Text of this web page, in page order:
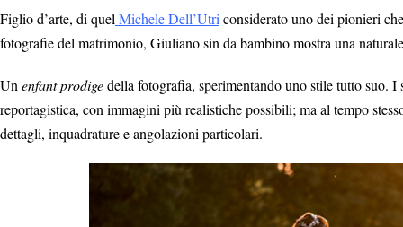
Figlio d’arte, di quelMichele Dell’Utriconsiderato uno dei pionieri
fotografie del matrimonio, Giuliano sin da bambino mostra una
Unenfant prodigedella fotografia, sperimentando uno stile tutto suo.
reportagistica, con immagini più realistiche possibili; ma al tempo
dettagli, inquadrature e angolazioni particolari.